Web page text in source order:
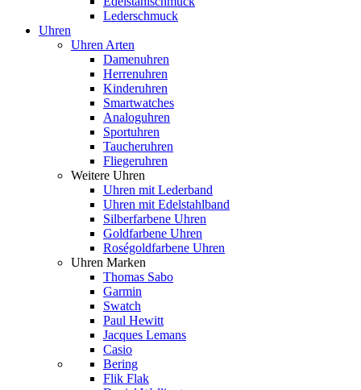
Lederschmuck
Uhren
Uhren Arten
Damenuhren
Herrenuhren
Kinderuhren
Smartwatches
Analoguhren
Sportuhren
Taucheruhren
Fliegeruhren
Weitere Uhren
Uhren mit Lederband
Uhren mit Edelstahlband
Silberfarbene Uhren
Goldfarbene Uhren
Roségoldfarbene Uhren
Uhren Marken
Thomas Sabo
Garmin
Swatch
Paul Hewitt
Jacques Lemans
Casio
Bering
Flik Flak